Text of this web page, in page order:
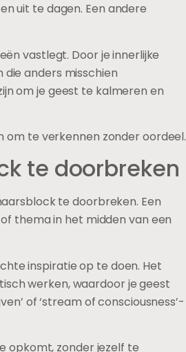
uit te dagen. Een andere
vastlegt. Door je innerlijke
anders misschien
om je geest te kalmeren en
om te verkennen zonder oordeel.
te doorbreken
te doorbreken. Een
thema in het midden van een
inspiratie op te doen. Het
werken, waardoor je geest
of ‘stream of consciousness’-
opkomt, zonder jezelf te